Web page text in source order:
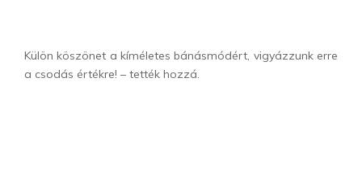
Külön köszönet a kíméletes bánásmódért, vigyázzunk erre
a csodás értékre! – tették hozzá.